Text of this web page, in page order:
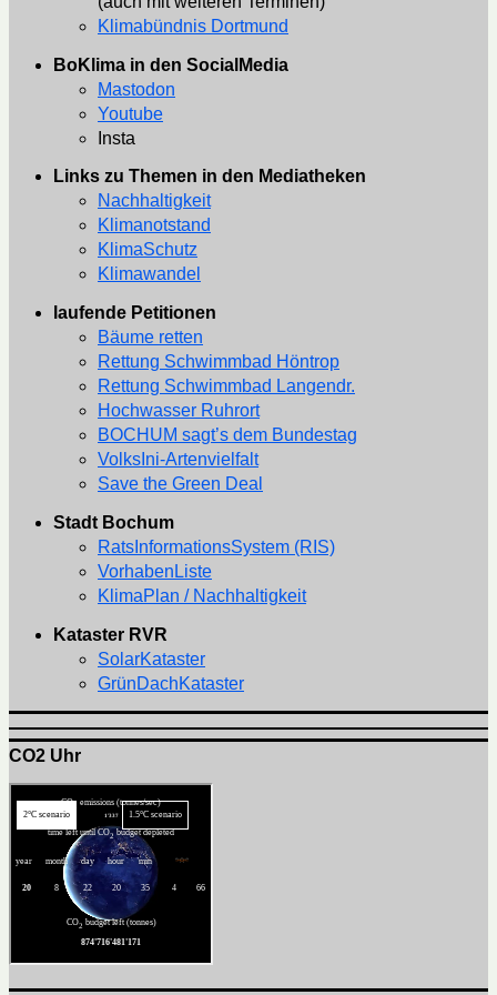
Klimabündnis Dortmund
BoKlima in den SocialMedia
Mastodon
Youtube
Insta
Links zu Themen in den Mediatheken
Nachhaltigkeit
Klimanotstand
KlimaSchutz
Klimawandel
laufende Petitionen
Bäume retten
Rettung Schwimmbad Höntrop
Rettung Schwimmbad Langendr.
Hochwasser Ruhrort
BOCHUM sagt’s dem Bundestag
VolksIni-Artenvielfalt
Save the Green Deal
Stadt Bochum
RatsInformationsSystem (RIS)
VorhabenListe
KlimaPlan / Nachhaltigkeit
Kataster RVR
SolarKataster
GrünDachKataster
CO2 Uhr